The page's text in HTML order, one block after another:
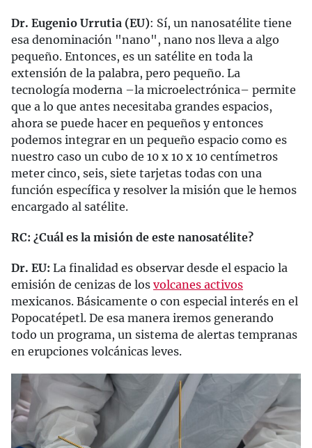
Dr. Eugenio Urrutia (EU): Sí, un nanosatélite tiene
esa denominación "nano", nano nos lleva a algo
pequeño. Entonces, es un satélite en toda la
extensión de la palabra, pero pequeño. La
tecnología moderna –la microelectrónica– permite
que a lo que antes necesitaba grandes espacios,
ahora se puede hacer en pequeños y entonces
podemos integrar en un pequeño espacio como es
nuestro caso un cubo de 10 x 10 x 10 centímetros
meter cinco, seis, siete tarjetas todas con una
función específica y resolver la misión que le hemos
encargado al satélite.
RC: ¿Cuál es la misión de este nanosatélite?
Dr. EU: La finalidad es observar desde el espacio la
emisión de cenizas de los volcanes activos
mexicanos. Básicamente o con especial interés en el
Popocatépetl. De esa manera iremos generando
todo un programa, un sistema de alertas tempranas
en erupciones volcánicas leves.